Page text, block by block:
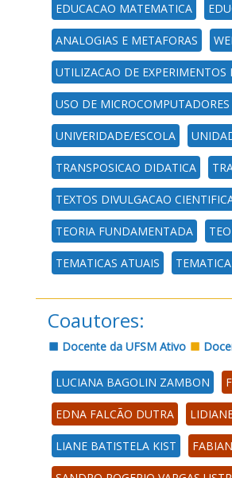
EDUCACAO MATEMATICA
ANALOGIAS E METAFORAS
UTILIZACAO DE
USO DE MICROCOMPUTADORES
UNIVERIDADE/ESCOLA
TRANSPOSICAO DIDATICA
TEXTOS DIVULGACAO
TEORIA FUNDAMENTADA
TEMATICAS ATUAIS
Coautores:
Docente da UFSM Ativo
LUCIANA BAGOLIN ZAMBON
EDNA FALCÃO DUTRA
LIANE BATISTELA KIST